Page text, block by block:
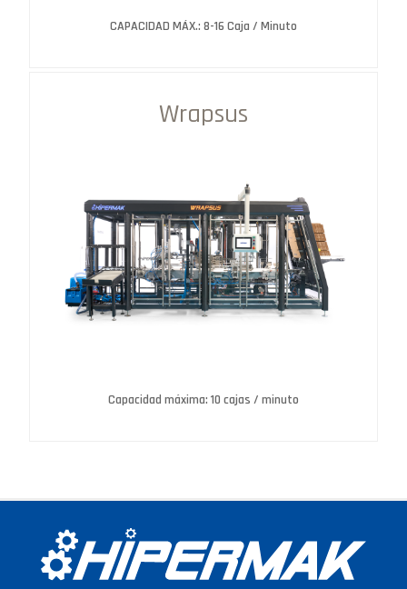
CAPACIDAD MÁX.: 8-16 Caja / Minuto
Wrapsus
Capacidad máxima: 10 cajas / minuto